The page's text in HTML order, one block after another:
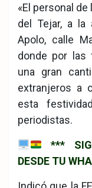
«El personal
del Tejar, a la
Apolo, calle
donde por las
una gran
extranjeros a
esta
periodistas.
***
DESDE TU